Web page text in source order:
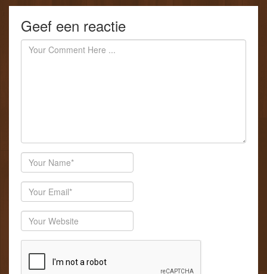
Geef een reactie
Author
Email
Website